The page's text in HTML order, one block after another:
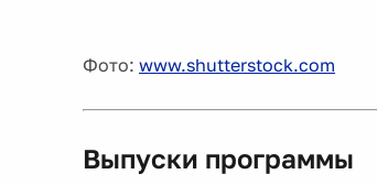
Фото: www.shutterstock.com
Выпуски программы